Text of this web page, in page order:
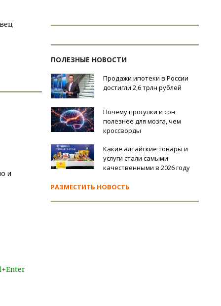
и
ПОЛЕЗНЫЕ НОВОСТИ
Продажи ипотеки в России
достигли 2,6 трлн рублей
Почему прогулки и сон
полезнее для мозга, чем
кроссворды
Какие алтайские товары и
услуги стали самыми
качественными в 2026 году
РАЗМЕСТИТЬ НОВОСТЬ